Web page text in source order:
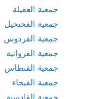
جمعية العقيلة
جمعية الفحيحيل
جمعية الفردوس
جمعية الفروانية
جمعية الفنطاس
جمعية الفيحاء
جمعية القادسية